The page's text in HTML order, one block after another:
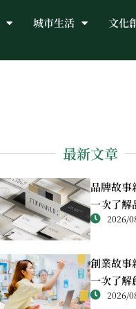
城市生活 文化
最新文章
品牌故事
一次了解
重點2026/
創業故事
一次了解
重點2026/